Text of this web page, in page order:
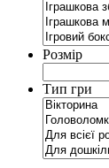
Розмір
Тип гри